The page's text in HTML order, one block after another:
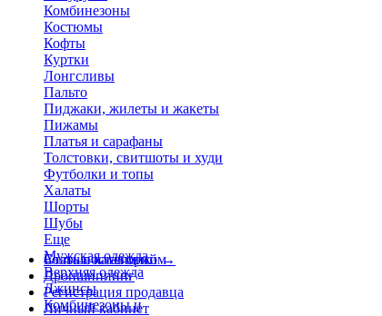
Комбинезоны
Костюмы
Кофты
Куртки
Лонгсливы
Пальто
Пиджаки, жилеты и жакеты
Пижамы
Платья и сарафаны
Толстовки, свитшоты и худи
Футболки и топы
Халаты
Шорты
Шубы
Еще
Мужская одежда
Верхняя одежда
Джинсы
Комбинезоны и
Больше категорий→
Стать поставщиком
Дропшиппинг
Регистрация продавца
Личный кабинет